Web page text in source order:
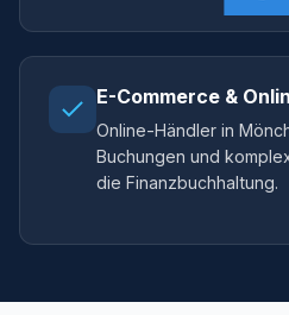
E-Commerce &
Online-Händler in
Buchungen und
die Finanzbuchhaltung.